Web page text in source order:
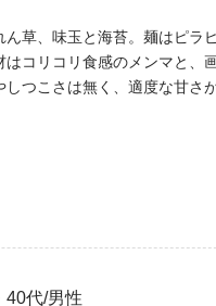
草、味玉と海苔。麺はピ
コリコリ食感のメンマと
つこさは無く、適度な甘
40代/男性